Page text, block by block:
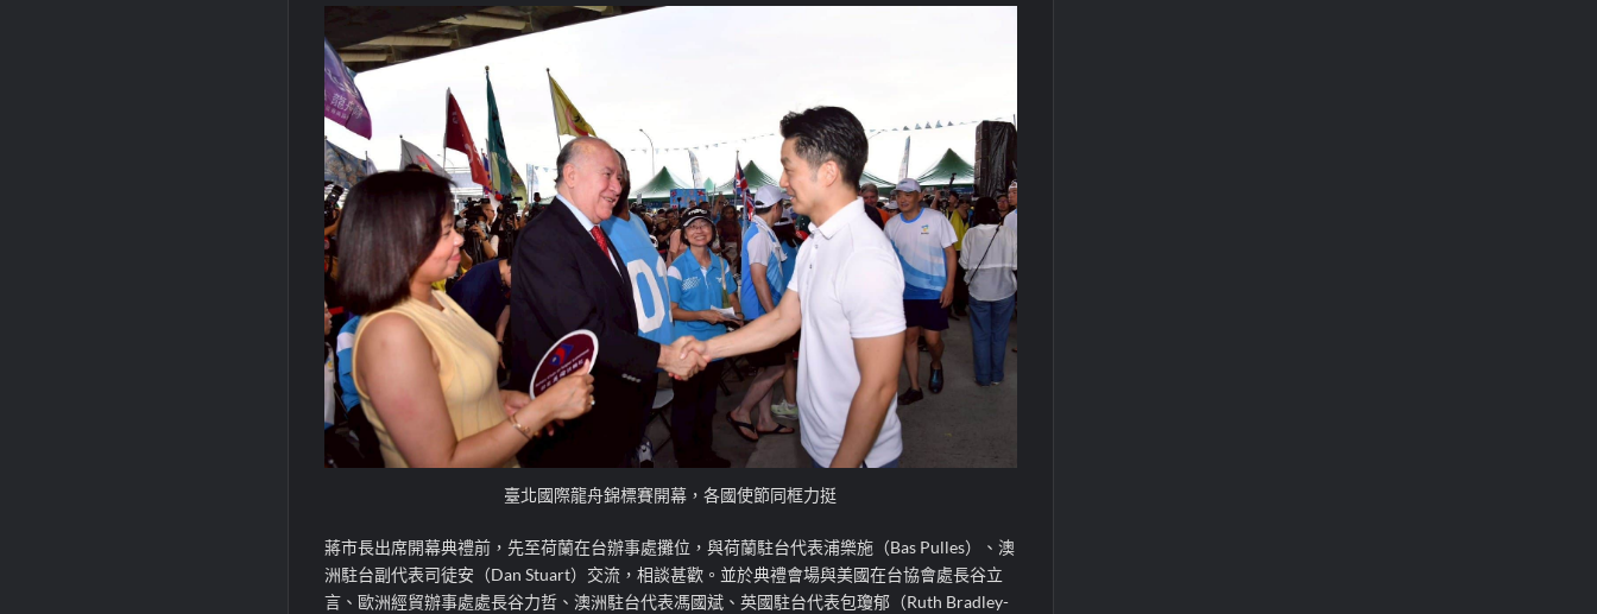
臺北國際龍舟錦標賽開幕，各國使節同框力挺
蔣市長出席開幕典禮前，先至荷蘭在台辦事處攤位，與荷蘭駐台代表浦樂施（Bas Pulles）、澳
洲駐台副代表司徒安（Dan Stuart）交流，相談甚歡。並於典禮會場與美國在台協會處長谷立
言、歐洲經貿辦事處處長谷力哲、澳洲駐台代表馮國斌、英國駐台代表包瓊郁（Ruth Bradley-